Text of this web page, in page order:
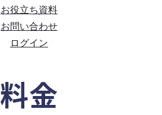
お役立ち資料
お問い合わせ
ログイン
料金